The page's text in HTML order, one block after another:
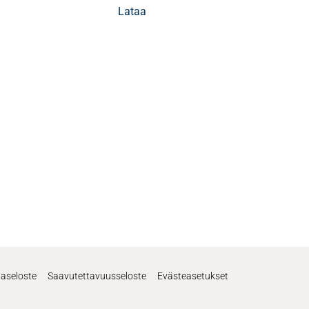
Lataa
Saavutettavuusseloste Evästeasetukset